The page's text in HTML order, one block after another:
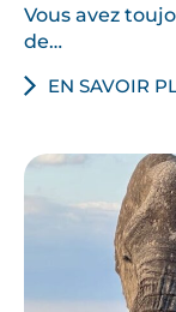
Vous avez
de…
EN SAVOIR